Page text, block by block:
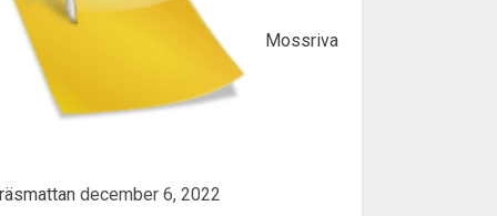
Mossriva
december 6, 2022